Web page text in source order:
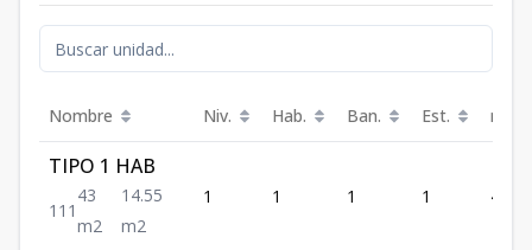
Nombre Niv. Hab. Ban. Est. m²
TIPO 1 HAB
1 1 1
43
m2
14.55
m2
1 1 1 1 43